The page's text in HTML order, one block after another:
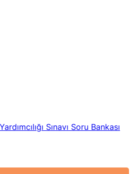
Sınavı Soru Bankası